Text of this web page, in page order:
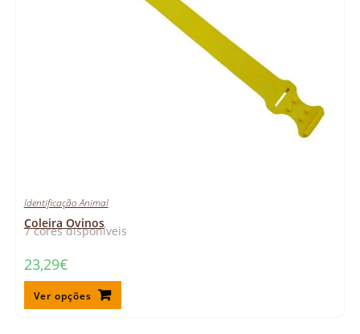
7 cores disponíveis
Identificação Animal
Coleira Ovinos
23,29€
Ver opções